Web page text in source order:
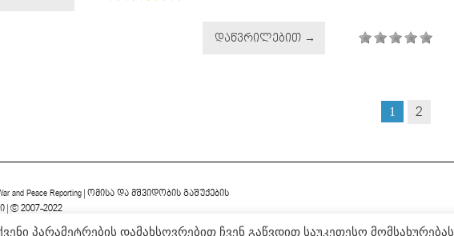
ᲓᲐᲬᲕᲠᲘᲚᲔᲑᲘᲗ →
1 2
and Peace Reporting ომისა და მშვიდობის გაშუქების
| © 2007-2022
პარამეტრების დამახსოვრებით ჩვენ გაწვდით საუკეთესო მომსახურებას